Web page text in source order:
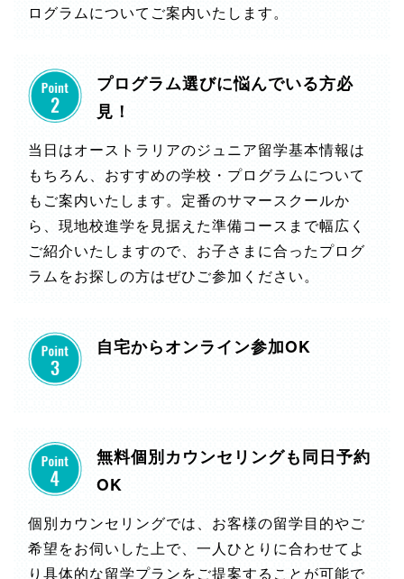
ログラムについてご案内いたします。
プログラム選びに悩んでいる方必
見！
当日はオーストラリアのジュニア留学基本情報は
もちろん、おすすめの学校・プログラムについて
もご案内いたします。定番のサマースクールか
ら、現地校進学を見据えた準備コースまで幅広く
ご紹介いたしますので、お子さまに合ったプログ
ラムをお探しの方はぜひご参加ください。
自宅からオンライン参加OK
無料個別カウンセリングも同日予約
OK
個別カウンセリングでは、お客様の留学目的やご
希望をお伺いした上で、一人ひとりに合わせてよ
り具体的な留学プランをご提案することが可能で